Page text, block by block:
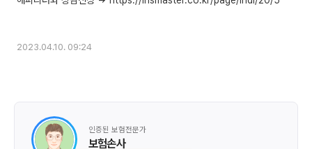
2023.04.10. 09:24
인증된 보험전문가
보험손사